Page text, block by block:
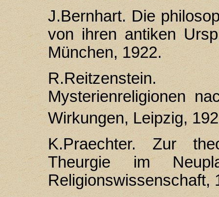
J.Bernhart. Die
von ihren antiken
München, 1922.
Mysterienreligionen
Wirkungen, Leipzig,
K.Praechter. Zur
Theurgie im
Religionswissenschaft,